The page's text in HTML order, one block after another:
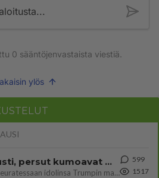
0 sääntöjenvastaista viestiä.
ylös
Jos SDP ei voita reilusti, persut kumoavat demokratian Suomesta
Näin tekisi ainakin Rydman seuratessaan idolinsa Trumpin mallia https://www.is.fi/politiikka/art-2000012187244.html
599
1517